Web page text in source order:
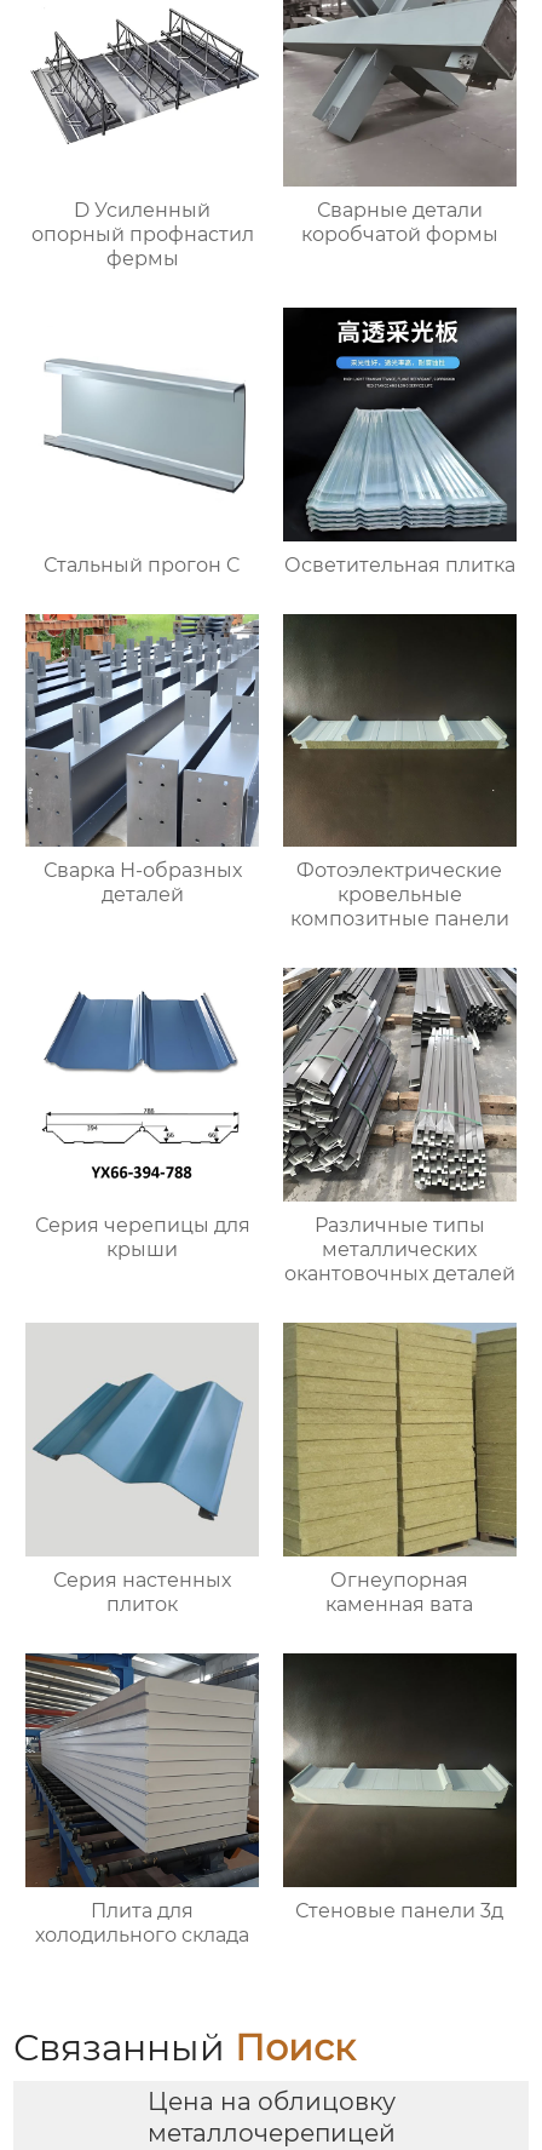
D Усиленный
опорный профнастил
фермы
Сварные детали
коробчатой формы
Стальный прогон C Осветительная плитка
Сварка Н-образных
деталей
Фотоэлектрические
кровельные
композитные панели
Серия черепицы для
крыши
Различные типы
металлических
окантовочных деталей
Серия настенных
плиток
Огнеупорная
каменная вата
Плита для
холодильного склада
Стеновые панели 3д
Связанный Поиск
Цена на облицовку
металлочерепицей